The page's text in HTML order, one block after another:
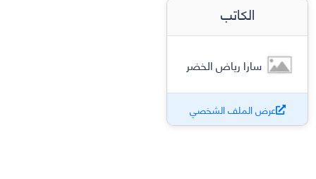
الكاتب
سارا رياض الخضر
عرض الملف الشخصي